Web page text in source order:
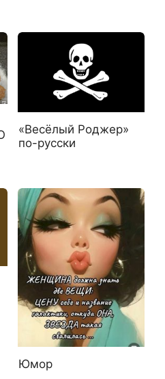
«Весёлый Роджер»
по-русски
Юмор